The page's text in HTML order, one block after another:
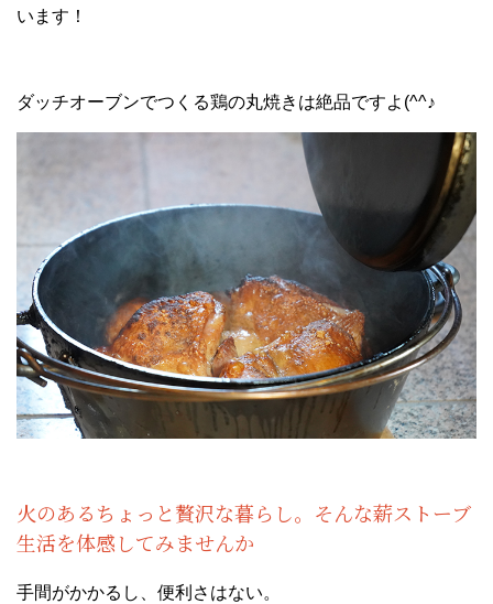
います！
ダッチオーブンでつくる鶏の丸焼きは絶品ですよ(^^♪
火のあるちょっと贅沢な暮らし。そんな薪ストーブ
生活を体感してみませんか
手間がかかるし、便利さはない。